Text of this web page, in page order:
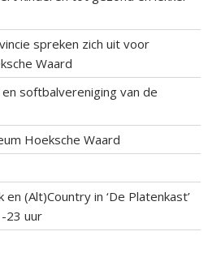
spreken zich uit voor
Waard
softbalvereniging van de
Hoeksche Waard
en (Alt)Country in ‘De Platenkast’
23 uur